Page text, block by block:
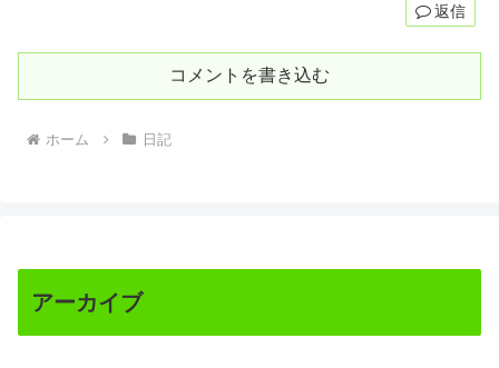
返信
コメントを書き込む
ホーム 日記
アーカイブ